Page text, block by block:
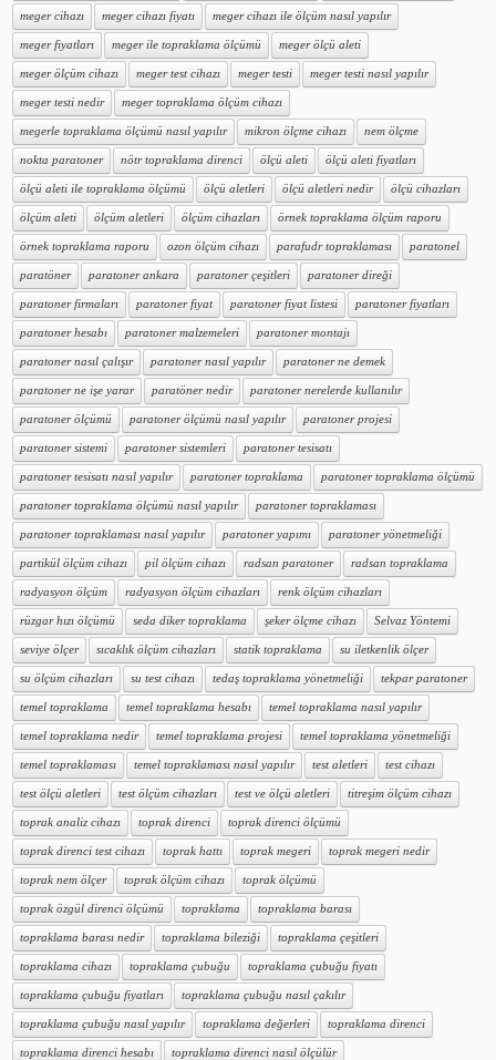
meger cihazı meger cihazı fiyatı meger cihazı ile ölçüm nasıl yapılır
meger fiyatları meger ile topraklama ölçümü meger ölçü aleti
meger ölçüm cihazı meger test cihazı meger testi meger testi nasıl yapılır
meger testi nedir meger topraklama ölçüm cihazı
megerle topraklama ölçümü nasıl yapılır mikron ölçme cihazı nem ölçme
nokta paratoner nötr topraklama direnci ölçü aleti ölçü aleti fiyatları
ölçü aleti ile topraklama ölçümü ölçü aletleri ölçü aletleri nedir ölçü cihazları
ölçüm aleti ölçüm aletleri ölçüm cihazları örnek topraklama ölçüm raporu
örnek topraklama raporu ozon ölçüm cihazı parafudr topraklaması paratonel
paratöner paratoner ankara paratoner çeşitleri paratoner direği
paratoner firmaları paratoner fiyat paratoner fiyat listesi paratoner fiyatları
paratoner hesabı paratoner malzemeleri paratoner montajı
paratoner nasıl çalışır paratoner nasıl yapılır paratoner ne demek
paratoner ne işe yarar paratöner nedir paratoner nerelerde kullanılır
paratoner ölçümü paratoner ölçümü nasıl yapılır paratoner projesi
paratoner sistemi paratoner sistemleri paratoner tesisatı
paratoner tesisatı nasıl yapılır paratoner topraklama paratoner topraklama ölçümü
paratoner topraklama ölçümü nasıl yapılır paratoner topraklaması
paratoner topraklaması nasıl yapılır paratoner yapımı paratoner yönetmeliği
partikül ölçüm cihazı pil ölçüm cihazı radsan paratoner radsan topraklama
radyasyon ölçüm radyasyon ölçüm cihazları renk ölçüm cihazları
rüzgar hızı ölçümü seda diker topraklama şeker ölçme cihazı Selvaz Yöntemi
seviye ölçer sıcaklık ölçüm cihazları statik topraklama su iletkenlik ölçer
su ölçüm cihazları su test cihazı tedaş topraklama yönetmeliği tekpar paratoner
temel topraklama temel topraklama hesabı temel topraklama nasıl yapılır
temel topraklama nedir temel topraklama projesi temel topraklama yönetmeliği
temel topraklaması temel topraklaması nasıl yapılır test aletleri test cihazı
test ölçü aletleri test ölçüm cihazları test ve ölçü aletleri titreşim ölçüm cihazı
toprak analiz cihazı toprak direnci toprak direnci ölçümü
toprak direnci test cihazı toprak hattı toprak megeri toprak megeri nedir
toprak nem ölçer toprak ölçüm cihazı toprak ölçümü
toprak özgül direnci ölçümü topraklama topraklama barası
topraklama barası nedir topraklama bileziği topraklama çeşitleri
topraklama cihazı topraklama çubuğu topraklama çubuğu fiyatı
topraklama çubuğu fiyatları topraklama çubuğu nasıl çakılır
topraklama çubuğu nasıl yapılır topraklama değerleri topraklama direnci
topraklama direnci hesabı topraklama direnci nasıl ölçülür